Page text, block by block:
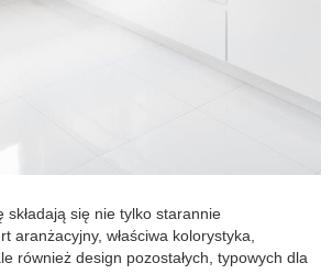
składają się nie tylko starannie
aranżacyjny, właściwa kolorystyka,
również design pozostałych, typowych dla